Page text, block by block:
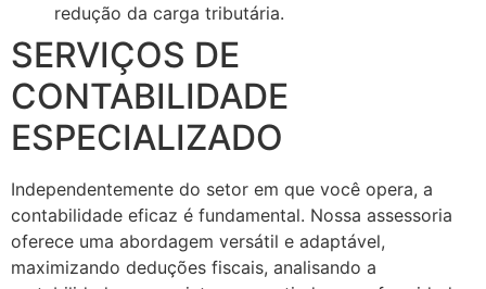
redução da carga tributária.
SERVIÇOS DE
CONTABILIDADE
ESPECIALIZADO
Independentemente do setor em que você opera, a
contabilidade eficaz é fundamental. Nossa assessoria
oferece uma abordagem versátil e adaptável,
maximizando deduções fiscais, analisando a